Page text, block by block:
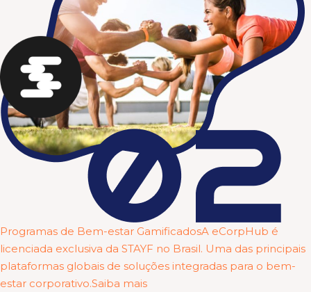
Programas de Bem-estar GamificadosA eCorpHub é
licenciada exclusiva da STAYF no Brasil. Uma das principais
plataformas globais de soluções integradas para o bem-
estar corporativo.Saiba mais